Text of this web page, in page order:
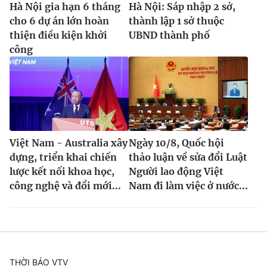
Hà Nội gia hạn 6 tháng
cho 6 dự án lớn hoàn
thiện điều kiện khởi
công
Hà Nội: Sáp nhập 2 sở,
thành lập 1 sở thuộc
UBND thành phố
Việt Nam - Australia xây
dựng, triển khai chiến
lược kết nối khoa học,
công nghệ và đổi mới...
Ngày 10/8, Quốc hội
thảo luận về sửa đổi Luật
Người lao động Việt
Nam đi làm việc ở nước...
THỜI BÁO VTV